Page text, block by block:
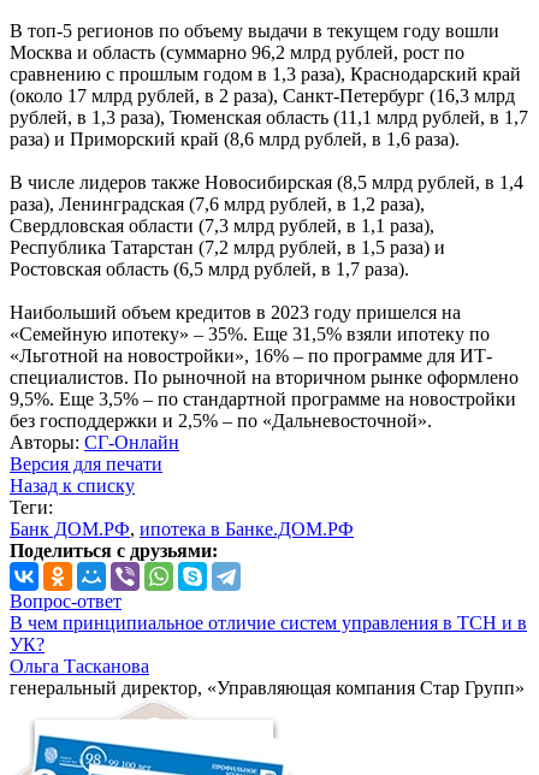
В топ-5 регионов по объему выдачи в текущем году вошли
Москва и область (суммарно 96,2 млрд рублей, рост по
сравнению с прошлым годом в 1,3 раза), Краснодарский край
(около 17 млрд рублей, в 2 раза), Санкт-Петербург (16,3 млрд
рублей, в 1,3 раза), Тюменская область (11,1 млрд рублей, в 1,7
раза) и Приморский край (8,6 млрд рублей, в 1,6 раза).
В числе лидеров также Новосибирская (8,5 млрд рублей, в 1,4
раза), Ленинградская (7,6 млрд рублей, в 1,2 раза),
Свердловская области (7,3 млрд рублей, в 1,1 раза),
Республика Татарстан (7,2 млрд рублей, в 1,5 раза) и
Ростовская область (6,5 млрд рублей, в 1,7 раза).
Наибольший объем кредитов в 2023 году пришелся на
«Семейную ипотеку» – 35%. Еще 31,5% взяли ипотеку по
«Льготной на новостройки», 16% – по программе для ИТ-
специалистов. По рыночной на вторичном рынке оформлено
9,5%. Еще 3,5% – по стандартной программе на новостройки
без господдержки и 2,5% – по «Дальневосточной».
Авторы: СГ-Онлайн
Версия для печати
Назад к списку
Теги:
Банк ДОМ.РФ, ипотека в Банке.ДОМ.РФ
Поделиться с друзьями:
Вопрос-ответ
В чем принципиальное отличие систем управления в ТСН и в
УК?
Ольга Тасканова
генеральный директор, «Управляющая компания Стар Групп»